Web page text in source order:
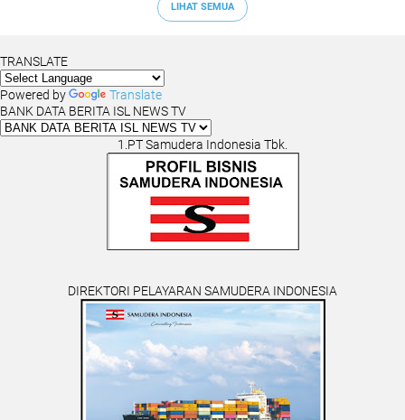
LIHAT SEMUA
TRANSLATE
Powered by
Translate
BANK DATA BERITA ISL NEWS TV
1.PT Samudera Indonesia Tbk.
DIREKTORI PELAYARAN SAMUDERA INDONESIA